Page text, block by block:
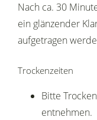
Nach ca. 30
ein glänzender
aufgetragen
Trockenzeiten
Bitte
entnehmen.